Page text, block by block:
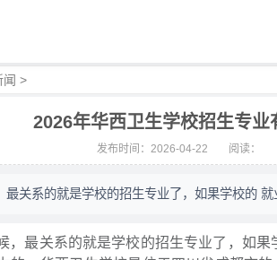
>
2026年华西卫生学校招生专业
发布时间：2026-04-22 阅读：
关系的就是学校的招生专业了，如果学校的
最关系的就是学校的招生专业了，如果